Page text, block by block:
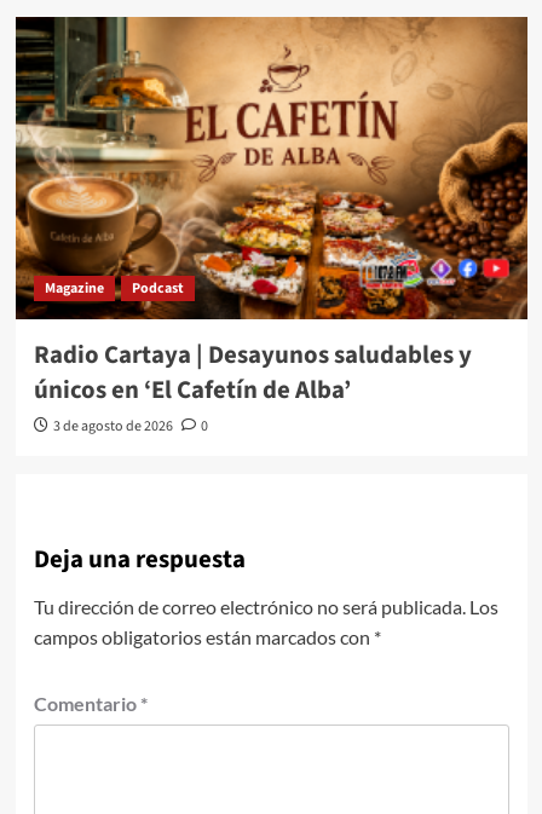
Magazine Podcast
Radio Cartaya | Desayunos saludables y
únicos en ‘El Cafetín de Alba’
3 de agosto de 2026 0
Deja una respuesta
Tu dirección de correo electrónico no será publicada. Los
campos obligatorios están marcados con *
Comentario *